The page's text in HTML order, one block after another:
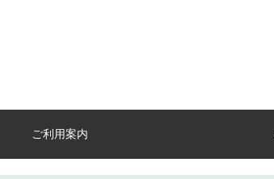
ご利用案内